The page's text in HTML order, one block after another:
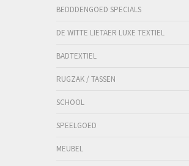
BEDDDENGOED SPECIALS
DE WITTE LIETAER LUXE TEXTIEL
BADTEXTIEL
RUGZAK / TASSEN
SCHOOL
SPEELGOED
MEUBEL